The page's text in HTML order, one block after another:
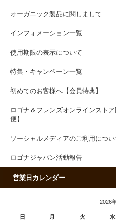
オーガニック製品に関しまして
インフォメーション一覧
使用期限の表示について
特集・キャンペーン一覧
初めてのお客様へ【会員特典】
ロゴナ＆フレンズオンラインスト
便】
ソーシャルメディアのご利用につい
ロゴナジャパン活動報告
営業日カレンダー
2026
日 月 火 水